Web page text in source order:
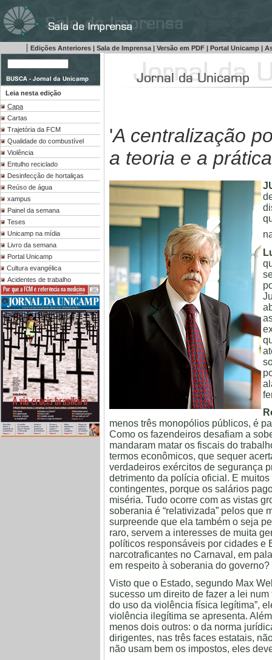
| Edições Anteriores| Sala de Imprensa| Versão em PDF | Portal Unicamp |
Leia nesta edição
Capa
Cartas
Trajetória da FCM
Qualidade do combustível
Violência
Entulho reciclado
Desinfecção de hortaliças
Reúso de água
xampus
Painel da semana
Teses
Unicamp na mídia
Livro da semana
Portal Unicamp
Cultura evangélica
Acidentes de trabalho
'A centralização
a teoria e a
menos três monopólios públicos, é
Como os fazendeiros desafiam a
mandaram matar os fiscais do
termos econômicos, que sequer
verdadeiros exércitos de segurança
detrimento da polícia oficial. E
contingentes, porque os salários
miséria. Tudo ocorre com as vistas
soberania é “relativizada” pelos que
surpreende que ela também o seja
raro, servem a interesses de muita
políticos responsáveis por cidades e
narcotraficantes no Carnaval, em
em respeito à soberania do governo?
Visto que o Estado, segundo Max
sucesso um direito de fazer a lei
do uso da violência física legítima”,
violência ilegítima se apresenta.
menos dois outros: o da norma
dirigentes, nas três faces estatais,
não usam bem os impostos, eles